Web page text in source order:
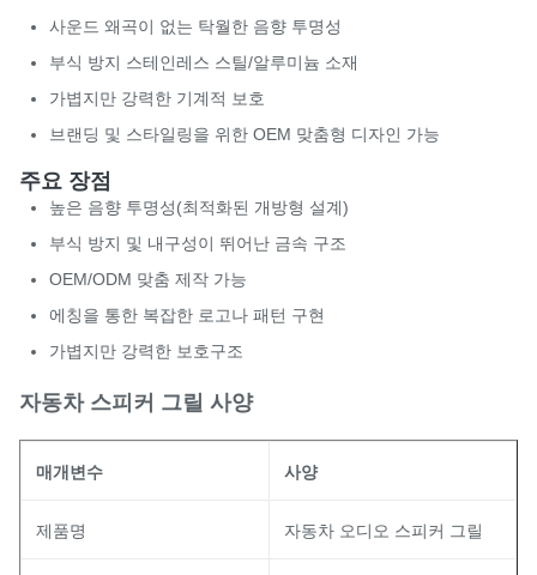
사운드 왜곡이 없는 탁월한 음향 투명성
부식 방지 스테인레스 스틸/알루미늄 소재
가볍지만 강력한 기계적 보호
브랜딩 및 스타일링을 위한 OEM 맞춤형 디자인 가능
주요 장점
높은 음향 투명성(최적화된 개방형 설계)
부식 방지 및 내구성이 뛰어난 금속 구조
OEM/ODM 맞춤 제작 가능
에칭을 통한 복잡한 로고나 패턴 구현
가볍지만 강력한 보호구조
자동차 스피커 그릴 사양
매개변수 사양
제품명 자동차 오디오 스피커 그릴